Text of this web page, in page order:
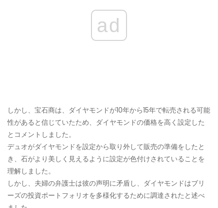
ad
しかし、宝石商は、ダイヤモンドが10年から15年で転売される可能
性があると信じていたため、ダイヤモンドの価格を高く設定した
とコメントしました。
デュオがダイヤモンドを設定から取り外して販売の準備をしたと
き、石がより美しく見えるように設定が色付けされていることを
理解しました。
しかし、夫婦の弁護士は彼の声明に矛盾し、ダイヤモンドはブリ
ーズの投資ポートフォリオを多様化するために調達されたと述べ